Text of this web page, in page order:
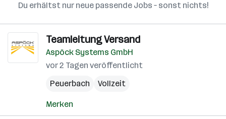
Du erhältst nur neue passende Jobs – sonst nichts!
Teamleitung Versand
Aspöck Systems GmbH
vor 2 Tagen veröffentlicht
Peuerbach
Vollzeit
Merken